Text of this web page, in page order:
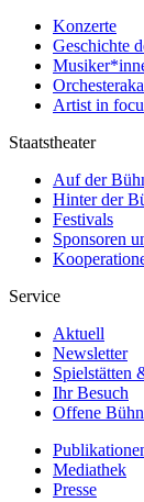
Konzerte
Geschichte
Artist in
Staatstheater
Auf der
Hinter der
Festivals
Sponsoren
Service
Aktuell
Newsletter
Spielstätten
Ihr Besuch
Offene
Mediathek
Presse